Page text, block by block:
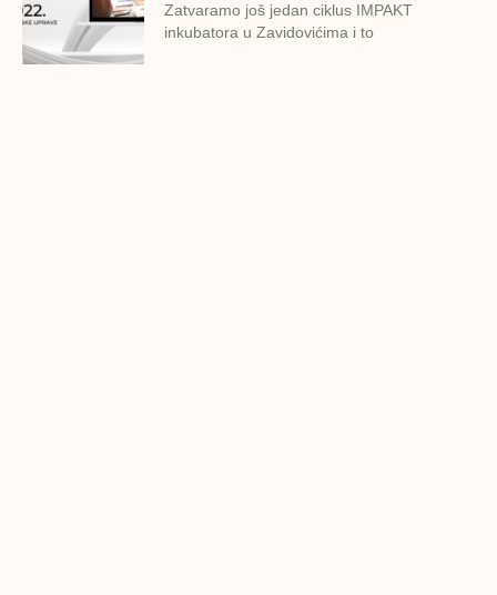
Zatvaramo još jedan ciklus IMPAKT
inkubatora u Zavidovićima i to